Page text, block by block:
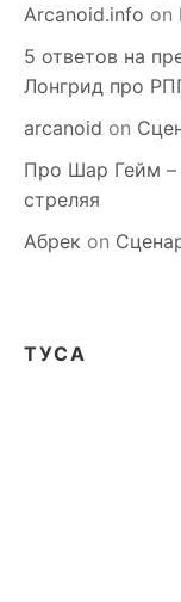
Arcanoid.info on
5 ответов на
Лонгрид про
arcanoid on
Про Шар Гейм –
стреляя
Абрек on
ТУСА